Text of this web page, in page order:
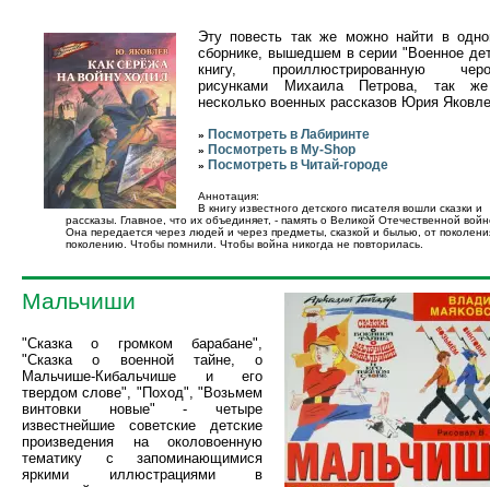
Эту повесть так же можно найти в
сборнике, вышедшем в серии "Военное
книгу, проиллюстрированную
рисунками Михаила Петрова, так
несколько военных рассказов Юрия
» Посмотреть в Лабиринте
» Посмотреть в My-Shop
» Посмотреть в Читай-городе
Аннотация:
В книгу известного детского писателя вошли сказки и
рассказы. Главное, что их объединяет, - память о Великой Отечественной
Она передается через людей и через предметы, сказкой и былью, от
поколению. Чтобы помнили. Чтобы война никогда не повторилась.
Мальчиши
"Сказка о громком барабане",
"Сказка о военной тайне, о
Мальчише-Кибальчише и его
твердом слове", "Поход", "Возьмем
винтовки новые" - четыре
известнейшие советские детские
произведения на околовоенную
тематику с запоминающимися
яркими иллюстрациями в